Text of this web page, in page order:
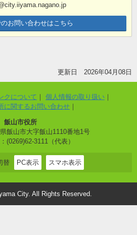
のお問い合わせはこちら
更新日 2026年04月08日
クについて
個人情報の取り扱い
に関するお問い合わせ
飯山市役所
飯山市大字飯山1110番地1号
(0269)62-3111（代表）
替 PC表示 スマホ表示
City. All Rights Reserved.